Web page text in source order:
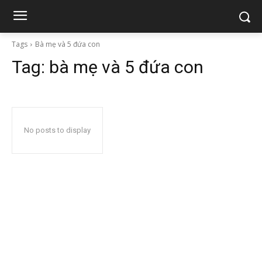
Tags Bà mẹ và 5 đứa con
Tag: bà mẹ và 5 đứa con
No posts to display